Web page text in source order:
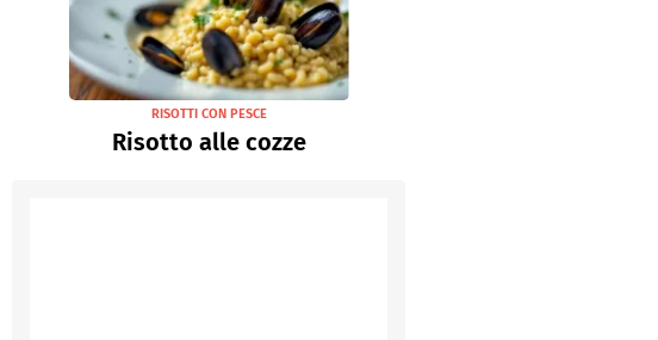
RISOTTI CON PESCE
Risotto alle cozze